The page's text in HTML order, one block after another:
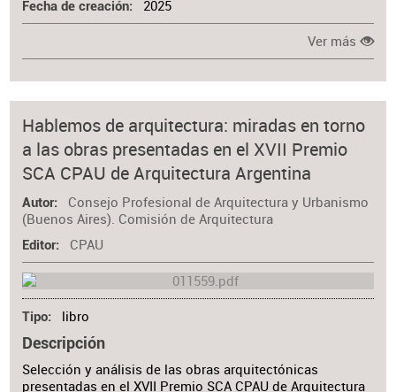
Fecha de creación 2025
Ver más
Hablemos de arquitectura: miradas en torno
a las obras presentadas en el XVII Premio
SCA CPAU de Arquitectura Argentina
Autor
Consejo Profesional de Arquitectura y Urbanismo
(Buenos Aires). Comisión de Arquitectura
Editor CPAU
Tipo libro
Descripción
Selección y análisis de las obras arquitectónicas
presentadas en el XVII Premio SCA CPAU de Arquitectura